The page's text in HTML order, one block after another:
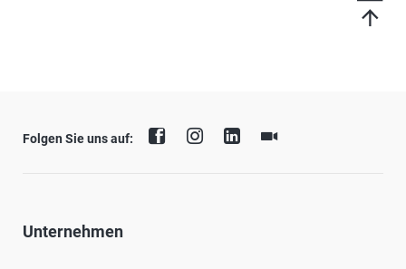
Folgen Sie uns auf:
Unternehmen